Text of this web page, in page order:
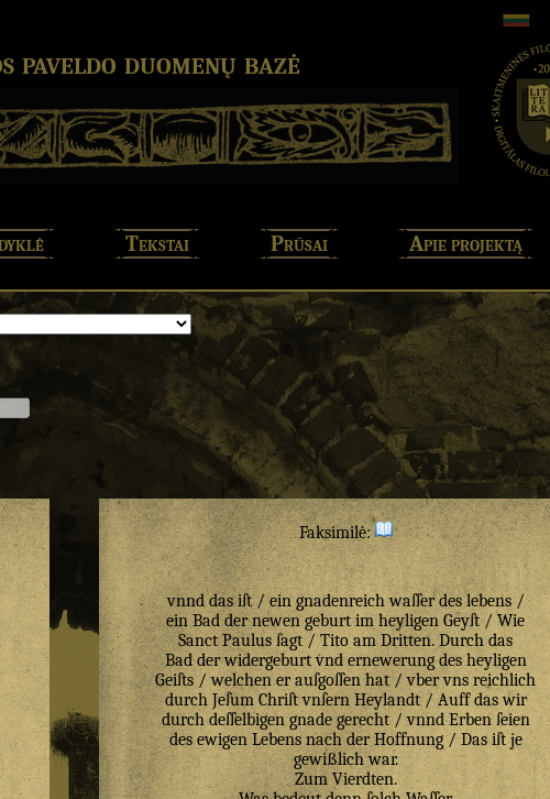
paveldo duomenų bazė
Tekstai Prūsai Apie projektą
Faksimilė:
vnnd das iſt / ein gnadenreich waſſer des lebens /
ein Bad der newen geburt im heyligen Geyſt / Wie
Sanct Paulus ſagt / Tito am Dritten. Durch das
Bad der widergeburt vnd ernewerung des heyligen
Geiſts / welchen er auſgoſſen hat / vber vns reichlich
durch Jeſum Chriſt vnſern Heylandt / Auff das wir
durch deſſelbigen gnade gerecht / vnnd Erben ſeien
des ewigen Lebens nach der Hoffnung / Das iſt je
gewißlich war.
Zum Vierdten.